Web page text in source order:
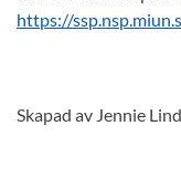
https://
Skapad av Jennie